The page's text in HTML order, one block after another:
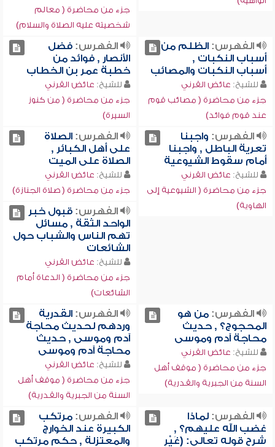
جزء من محاضرة ( معالم
شخصيته عليه الصلاة والسلام)
الفهرس:الظلم من
أسباب النكبات ,
أسباب النكبات والمصائب
للشيخ: عائض القرني
جزء من محاضرة ( مصائب قوم
عند قوم فوائد)
الفهرس:فضل
الأنصار , فوائد من
خطبة عمر بن الخطاب
للشيخ: عائض القرني
جزء من محاضرة ( من كنوز
السيرة)
الفهرس: واجبنا
تعرية الباطل , واجبنا
أمام سقوط الشيوعية
للشيخ: عائض القرني
جزء من محاضرة ( الشيوعية إلى
الهاوية)
الفهرس:الصلاة
على أهل الكبائر ,
الصلاة على الميت
للشيخ: عائض القرني
جزء من محاضرة ( صلاة الجنازة)
الفهرس:قبول خبر
الواحد الثقة , مسائل
تهم الناس والشباب حول
الشائعات
للشيخ: عائض القرني
جزء من محاضرة ( الدعاة أمام
الشائعات)
الفهرس:من هو
المحجوج؟ , حديث
محاجة آدم وموسى
للشيخ: عائض القرني
جزء من محاضرة ( موقف أهل
السنة من الجبرية والقدرية)
الفهرس:القدرية
وردهم لحديث محاجة
آدم وموسى , حديث
محاجة آدم وموسى
للشيخ: عائض القرني
جزء من محاضرة ( موقف أهل
السنة من الجبرية والقدرية)
الفهرس:لماذا
غضب الله عليهم؟ ,
شرح قوله تعالى: (غَيْرِ
الفهرس:مرتكب
الكبيرة عند الخوارج
والمعتزلة , حكم مرتكب